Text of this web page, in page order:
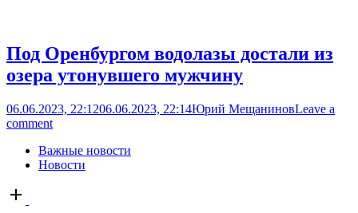
Под Оренбургом водолазы достали из
озера утонувшего мужчину
06.06.2023, 22:1206.06.2023, 22:14Юрий МещаниновLeave a
comment
Важные новости
Новости
Open
post